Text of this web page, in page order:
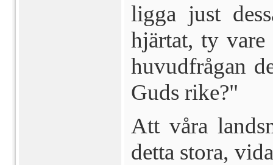
ligga just
hjär­tat, ty
huvudfrågan
Guds rike?"
Att våra
detta stora,